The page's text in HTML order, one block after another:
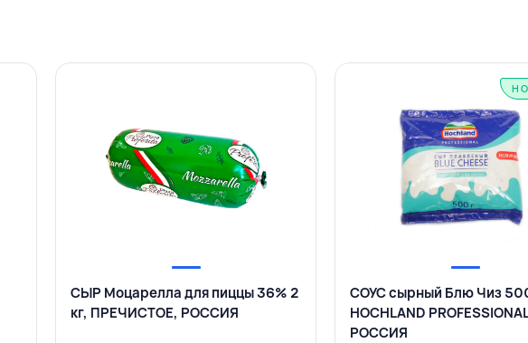
СЫР Моцарелла для пиццы 36% 2
кг, ПРЕЧИСТОЕ, РОССИЯ
СОУС сырный Блю Чиз
HOCHLAND
РОССИЯ